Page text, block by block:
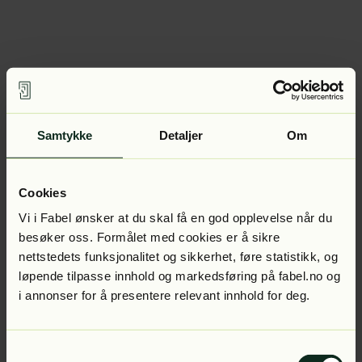
Samtykke Detaljer Om
Cookies
Vi i Fabel ønsker at du skal få en god opplevelse når du
besøker oss. Formålet med cookies er å sikre
nettstedets funksjonalitet og sikkerhet, føre statistikk, og
løpende tilpasse innhold og markedsføring på fabel.no og
i annonser for å presentere relevant innhold for deg.